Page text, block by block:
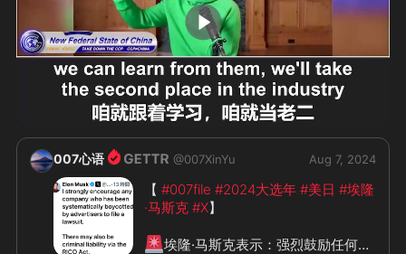
🔥🆘
007心语 @007XinYu Aug 7, 2024
【 #007file #2024大选年 #美日 #埃隆
·马斯克 #X】
🚨埃隆·马斯克表示：强烈鼓励任何受